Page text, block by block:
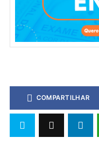
COMPARTILHAR